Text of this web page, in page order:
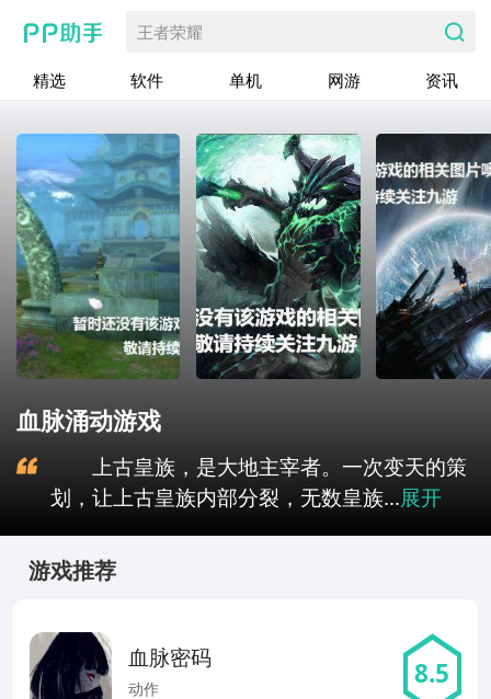
王者荣耀
精选 软件 单机 网游 资讯
血脉涌动游戏
上古皇族，是大地主宰者。一次变天的策
划，让上古皇族内部分裂，无数皇族...展开
游戏推荐
血脉密码
动作 8.5